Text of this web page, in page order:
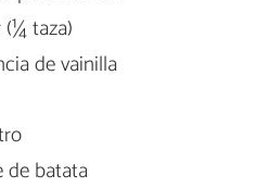
(¼ taza)
de vainilla
de batata